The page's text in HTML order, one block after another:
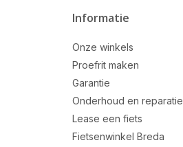
Informatie
Onze winkels
Proefrit maken
Garantie
Onderhoud en reparatie
Lease een fiets
Fietsenwinkel Breda